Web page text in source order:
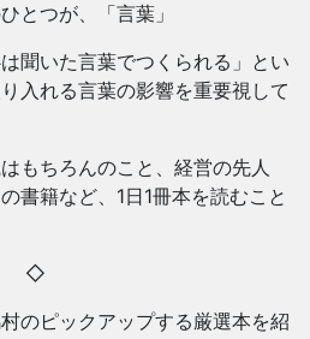
とつが、「言葉」
聞いた言葉でつくられる」とい
入れる言葉の影響を重要視して
もちろんのこと、経営の先人
書籍など、1日1冊本を読むこと
◇
のピックアップする厳選本を紹